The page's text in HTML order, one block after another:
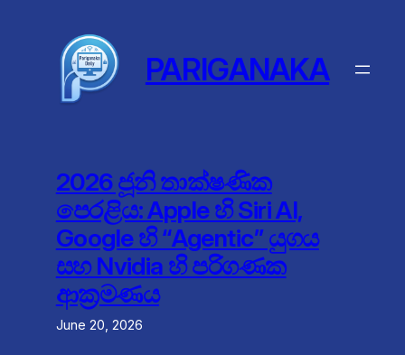
PARIGANAKA
2026 ජූනි තාක්ෂණික
පෙරළිය: Apple හි Siri AI,
Google හි “Agentic” යුගය
සහ Nvidia හි පරිගණක
ආක්‍රමණය
June 20, 2026